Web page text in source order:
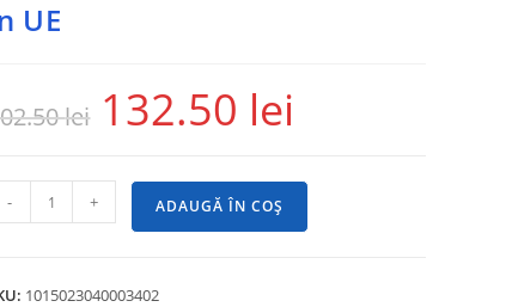
UE
lei 132.50 lei
- + ADAUGĂ ÎN COȘ
1015023040003402